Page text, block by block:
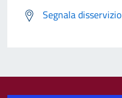
Segnala disservizio